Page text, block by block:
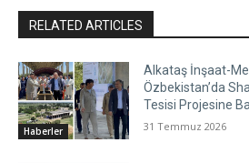
RELATED ARTICLES
Haberler
Alkataş İnşaat-
Özbekistan’da
Tesisi Projesine
31 Temmuz 2026